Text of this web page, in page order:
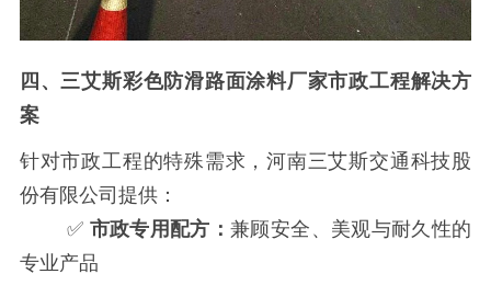
四、三艾斯彩色防滑路面涂料厂家市政工程解决方
案
针对市政工程的特殊需求，河南三艾斯交通科技股
份有限公司提供：
✅ 市政专用配方：兼顾安全、美观与耐久性的
专业产品